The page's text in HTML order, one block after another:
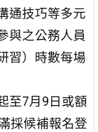
通技巧等多元
與之公務人員
習）時數每場
至7月9日或額
採候補報名登